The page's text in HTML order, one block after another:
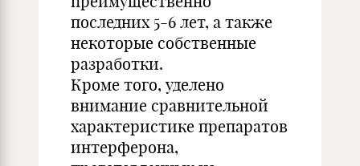
последних 5-6 лет, а также
некоторые собственные
разработки.
Кроме того, уделено
внимание сравнительной
характеристике препаратов
интерферона,